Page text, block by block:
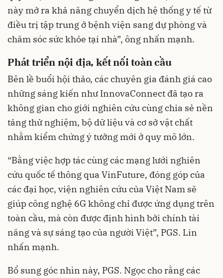
này mở ra khả năng chuyển dịch hệ thống y tế từ
điều trị tập trung ở bệnh viện sang dự phòng và
chăm sóc sức khỏe tại nhà”, ông nhấn mạnh.
Phát triển nội địa, kết nối toàn cầu
Bên lề buổi hội thảo, các chuyên gia đánh giá cao
những sáng kiến như InnovaConnect đã tạo ra
không gian cho giới nghiên cứu cùng chia sẻ nền
tảng thử nghiệm, bộ dữ liệu và cơ sở vật chất
nhằm kiểm chứng ý tưởng mới ở quy mô lớn.
“Bằng việc hợp tác cùng các mạng lưới nghiên
cứu quốc tế thông qua VinFuture, đóng góp của
các đại học, viện nghiên cứu của Việt Nam sẽ
giúp công nghệ 6G không chỉ được ứng dụng trên
toàn cầu, mà còn được định hình bởi chính tài
năng và sự sáng tạo của người Việt”, PGS. Lin
nhấn mạnh.
Bổ sung góc nhìn này, PGS. Ngọc cho rằng các